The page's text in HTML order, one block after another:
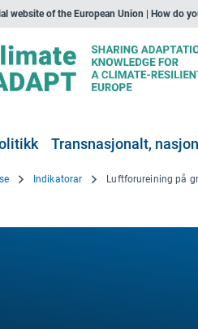
website of the European Union | How do
Transnasjonalt,
Indikatorar